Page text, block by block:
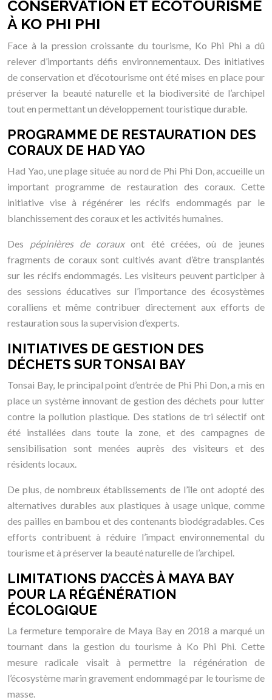
CONSERVATION ET ÉCOTOURISME
À KO PHI PHI
Face à la pression croissante du tourisme, Ko Phi Phi a dû
relever d’importants défis environnementaux. Des initiatives
de conservation et d’écotourisme ont été mises en place pour
préserver la beauté naturelle et la biodiversité de l’archipel
tout en permettant un développement touristique durable.
PROGRAMME DE RESTAURATION DES
CORAUX DE HAD YAO
Had Yao, une plage située au nord de Phi Phi Don, accueille un
important programme de restauration des coraux. Cette
initiative vise à régénérer les récifs endommagés par le
blanchissement des coraux et les activités humaines.
Des pépinières de corauxont été créées, où de jeunes
fragments de coraux sont cultivés avant d’être transplantés
sur les récifs endommagés. Les visiteurs peuvent participer à
des sessions éducatives sur l’importance des écosystèmes
coralliens et même contribuer directement aux efforts de
restauration sous la supervision d’experts.
INITIATIVES DE GESTION DES
DÉCHETS SUR TONSAI BAY
Tonsai Bay, le principal point d’entrée de Phi Phi Don, a mis en
place un système innovant de gestion des déchets pour lutter
contre la pollution plastique. Des stations de tri sélectif ont
été installées dans toute la zone, et des campagnes de
sensibilisation sont menées auprès des visiteurs et des
résidents locaux.
De plus, de nombreux établissements de l’île ont adopté des
alternatives durables aux plastiques à usage unique, comme
des pailles en bambou et des contenants biodégradables. Ces
efforts contribuent à réduire l’impact environnemental du
tourisme et à préserver la beauté naturelle de l’archipel.
LIMITATIONS D’ACCÈS À MAYA BAY
POUR LA RÉGÉNÉRATION
ÉCOLOGIQUE
La fermeture temporaire de Maya Bay en 2018 a marqué un
tournant dans la gestion du tourisme à Ko Phi Phi. Cette
mesure radicale visait à permettre la régénération de
l’écosystème marin gravement endommagé par le tourisme de
masse.